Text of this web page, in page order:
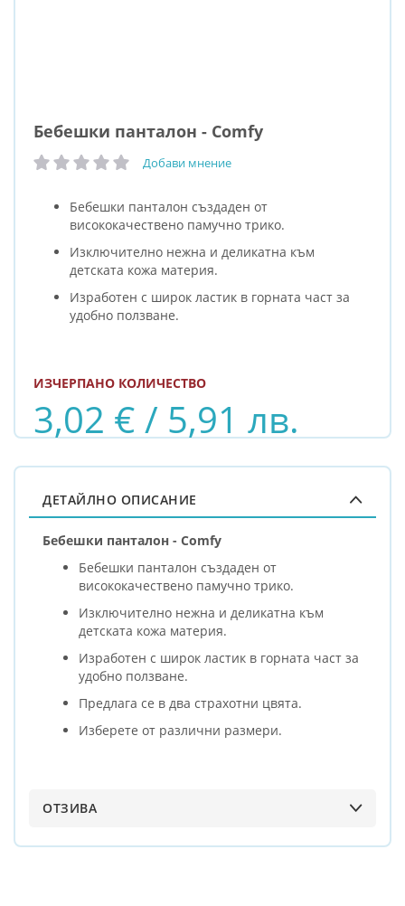
Бебешки панталон - Comfy
рейтинг: Добави мнение
Бебешки панталон създаден от
висококачествено памучно трико.
Изключително нежна и деликатна към
детската кожа материя.
Изработен с широк ластик в горната част за
удобно ползване.
3,02 € / 5,91 лв.
ИЗЧЕРПАНО КОЛИЧЕСТВО
ДЕТАЙЛНО ОПИСАНИЕ
Бебешки панталон - Comfy
Бебешки панталон създаден от
висококачествено памучно трико.
Изключително нежна и деликатна към
детската кожа материя.
Изработен с широк ластик в горната част за
удобно ползване.
Предлага се в два страхотни цвята.
Изберете от различни размери.
ОТЗИВА